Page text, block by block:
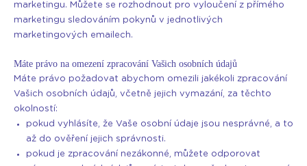
marketingu. Můžete se rozhodnout pro vyloučení z přímého
marketingu sledováním pokynů v jednotlivých
marketingových emailech.
Máte právo na omezení zpracování Vašich osobních údajů
Máte právo požadovat abychom omezili jakékoli zpracování
Vašich osobních údajů, včetně jejich vymazání, za těchto
okolností:
pokud vyhlásíte, že Vaše osobní údaje jsou nesprávné, a to
až do ověření jejich správnosti.
pokud je zpracování nezákonné, můžete odporovat